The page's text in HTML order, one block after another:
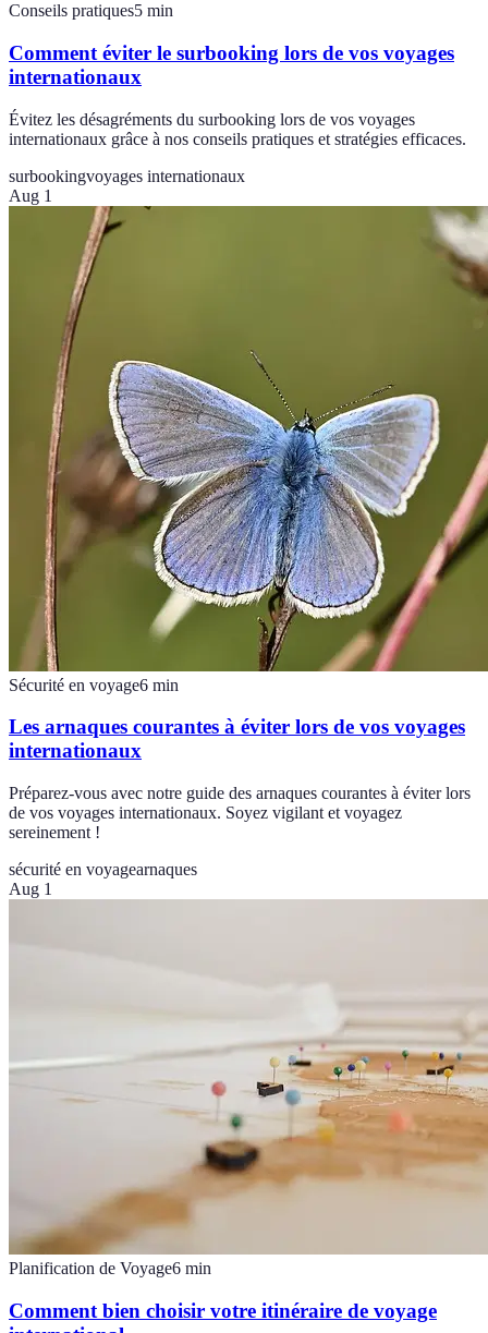
Conseils pratiques5 min
Comment éviter le surbooking lors de vos voyages
internationaux
Évitez les désagréments du surbooking lors de vos voyages
internationaux grâce à nos conseils pratiques et stratégies efficaces.
surbookingvoyages internationaux
Aug 1
Sécurité en voyage6 min
Les arnaques courantes à éviter lors de vos voyages
internationaux
Préparez-vous avec notre guide des arnaques courantes à éviter lors
de vos voyages internationaux. Soyez vigilant et voyagez
sereinement !
sécurité en voyagearnaques
Aug 1
Planification de Voyage6 min
Comment bien choisir votre itinéraire de voyage